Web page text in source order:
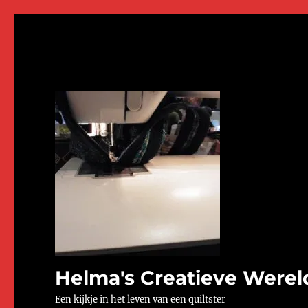
Helma's Creatieve
Een kijkje in het leven van een quiltster